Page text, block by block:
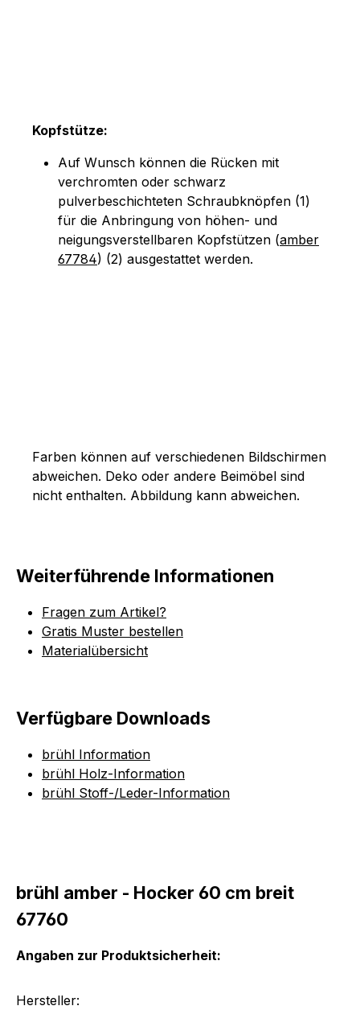
Kopfstütze:
Auf Wunsch können die Rücken mit
verchromten oder schwarz
pulverbeschichteten Schraubknöpfen (1)
für die Anbringung von höhen- und
neigungsverstellbaren Kopfstützen (amber
67784) (2) ausgestattet werden.
Farben können auf verschiedenen Bildschirmen
abweichen. Deko oder andere Beimöbel sind
nicht enthalten. Abbildung kann abweichen.
Weiterführende Informationen
Fragen zum Artikel?
Gratis Muster bestellen
Materialübersicht
Verfügbare Downloads
brühl Information
brühl Holz-Information
brühl Stoff-/Leder-Information
brühl amber - Hocker 60 cm breit
67760
Angaben zur Produktsicherheit:
Hersteller: